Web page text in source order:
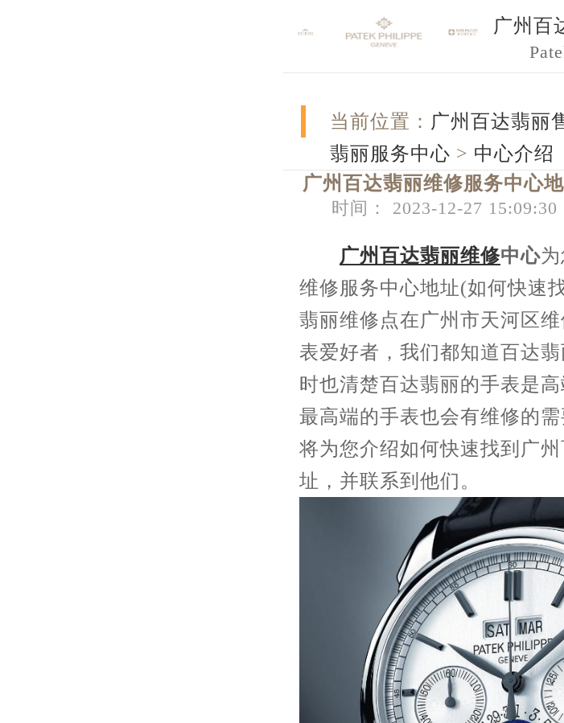
广州百
当前位置： 广州百达翡丽
翡丽服务中心 > 中心介绍
广州百达翡丽维修服务中心
时间： 2023-12-27 15:09:30
广州百达翡丽维修中心
维修服务中心地址(如何快速
翡丽维修点在广州市天河区
表爱好者，我们都知道百达
时也清楚百达翡丽的手表是
最高端的手表也会有维修的
将为您介绍如何快速找到广
址，并联系到他们。